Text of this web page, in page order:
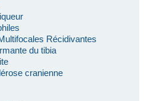
Récidivantes
du tibia
cranienne